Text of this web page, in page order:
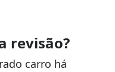
revisão?
carro há